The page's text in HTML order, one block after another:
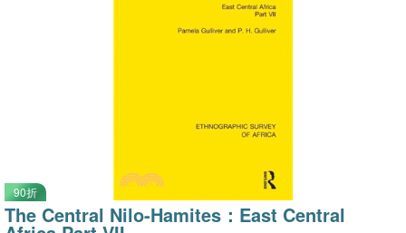
90折
The Central Nilo-Hamites：East Central